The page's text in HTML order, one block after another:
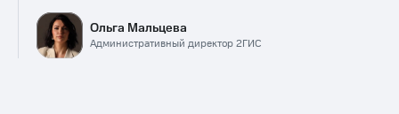
Ольга Мальцева
Административный директор 2ГИС